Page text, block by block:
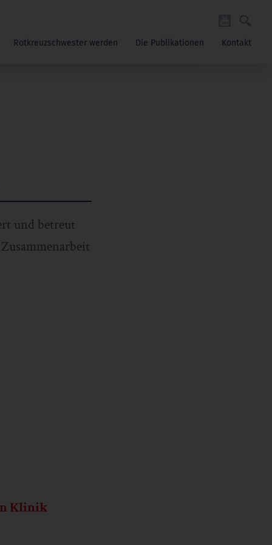
Rotkreuzschwester werden Die Publikationen Kontakt
und betreut
Klinik